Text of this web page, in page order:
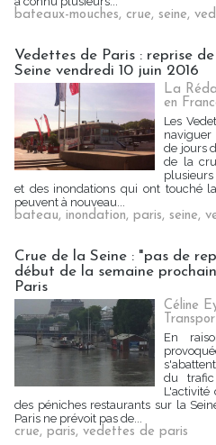
bateaux-mouches, crue, seine,
Vedettes de Paris : reprise
Seine vendredi 10 juin 2016
La
en
Les
de jours
de la
et des inondations qui ont touché
peuvent à nouveau...
bateau, inondation, paris, seine,
Crue de la Seine : "pas de
début de la semaine
Paris
Céline
En
du
L'activité
des péniches restaurants sur la
Paris ne prévoit pas de...
crue, paris, vedettes de paris